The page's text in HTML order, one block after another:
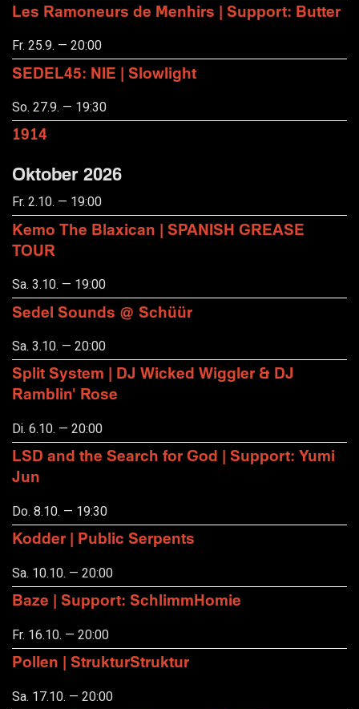
Les Ramoneurs de Menhirs | Support: Butter
Fr. 25.9. — 20:00
SEDEL45: NIE | Slowlight
So. 27.9. — 19:30
1914
Oktober 2026
Fr. 2.10. — 19:00
Kemo The Blaxican | SPANISH GREASE
TOUR
Sa. 3.10. — 19:00
Sedel Sounds @ Schüür
Sa. 3.10. — 20:00
Split System | DJ Wicked Wiggler & DJ
Ramblin' Rose
Di. 6.10. — 20:00
LSD and the Search for God | Support: Yumi
Jun
Do. 8.10. — 19:30
Kodder | Public Serpents
Sa. 10.10. — 20:00
Baze | Support: SchlimmHomie
Fr. 16.10. — 20:00
Pollen | StrukturStruktur
Sa. 17.10. — 20:00